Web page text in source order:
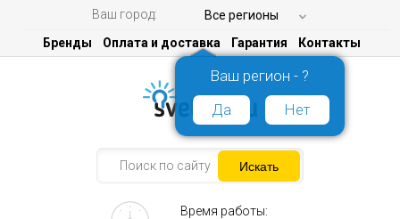
Ваш город: Все регионы
Ваш регион - ?
Да
Нет
Бренды Оплата и доставка Гарантия Контакты
Время работы: